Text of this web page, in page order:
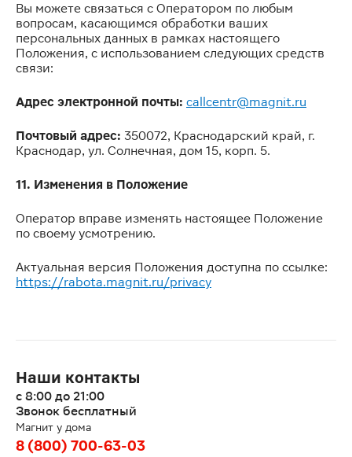
Вы можете связаться с Оператором по любым
вопросам, касающимся обработки ваших
персональных данных в рамках настоящего
Положения, с использованием следующих средств
связи:
Адрес электронной почты: callcentr@magnit.ru
Почтовый адрес: 350072, Краснодарский край, г.
Краснодар, ул. Солнечная, дом 15, корп. 5.
11. Изменения в Положение
Оператор вправе изменять настоящее Положение
по своему усмотрению.
Актуальная версия Положения доступна по ссылке:
https://rabota.magnit.ru/privacy
Наши контакты
с 8:00 до 21:00
Звонок бесплатный
Магнит у дома
8 (800) 700-63-03